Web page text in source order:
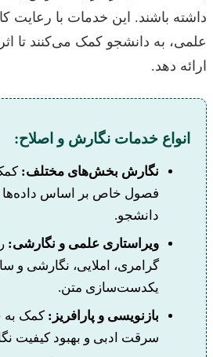
داشته باشند. این خدمات با رعایت
علمی، به دانشجو کمک می‌کنند تا
ارائه دهد.
انواع خدمات نگارش و اصلاح:
نگارش بخش‌های مختلف:
فصول خاص بر اساس داده‌ها
دانشجو.
ویراستاری علمی و نگارشی:
گرامری، املایی، نگارشی و
یکدست‌سازی متن.
بازنویسی و پارافریز: کمک به
سرقت ادبی و بهبود کیفیت